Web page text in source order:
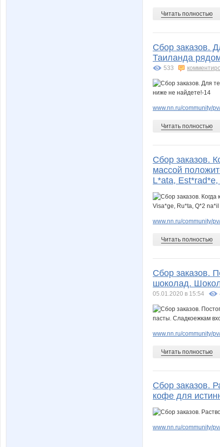
Читать полностью
Сбор заказов.
Таиланда
533
www.nn.ru/community/
Читать полностью
Сбор заказов.
массой
L*ata,
www.nn.ru/community/
Читать полностью
Сбор заказов.
шоколад.
05.01.2020 в 15:54
www.nn.ru/community/
Читать полностью
Сбор заказов.
кофе для
www.nn.ru/community/